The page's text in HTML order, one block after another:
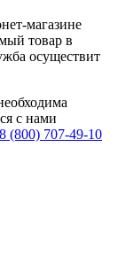
магазине
товар в
осуществит
с нами
8 (800) 707-49-10